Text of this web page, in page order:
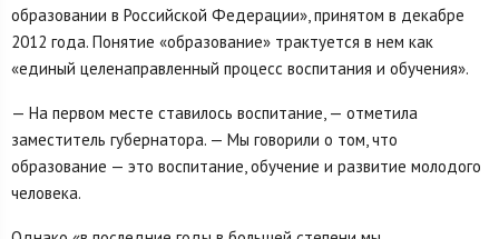
образовании в Российской Федерации», принятом в декабре
2012 года. Понятие «образование» трактуется в нем как
«единый целенаправленный процесс воспитания и обучения».
— На первом месте ставилось воспитание, — отметила
заместитель губернатора. — Мы говорили о том, что
образование — это воспитание, обучение и развитие молодого
человека.